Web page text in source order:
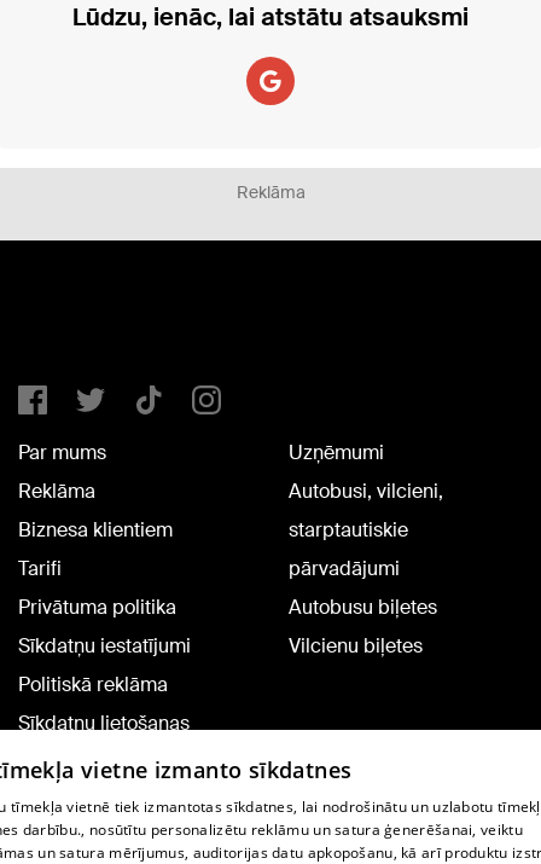
Lūdzu, ienāc, lai atstātu atsauksmi
Reklāma
Par mums
Reklāma
Biznesa klientiem
Tarifi
Privātuma politika
Sīkdatņu iestatījumi
Politiskā reklāma
Sīkdatņu lietošanas
noteikumi
Komentāru pievienošana
Uzņēmumi
Autobusi, vilcieni,
starptautiskie
pārvadājumi
Autobusu biļetes
Vilcienu biļetes
TV programma
vietne izmanto sīkdatnes
tīmekļa vietnē tiek izmantotas sīkdatnes, lai nodrošinātu un uzlabotu
darbību., nosūtītu personalizētu reklāmu un satura ģenerēšanai, veiktu
un satura mērījumus, auditorijas datu apkopošanu, kā arī produktu